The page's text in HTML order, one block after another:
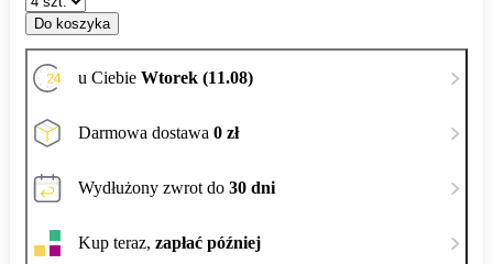
Do koszyka
u Ciebie Wtorek (11.08)
Darmowa dostawa 0 zł
Wydłużony zwrot do 30 dni
Kup teraz, zapłać później